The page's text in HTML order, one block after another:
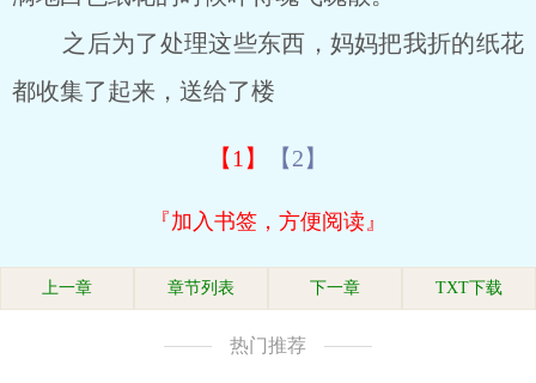
之后为了处理这些东西，妈妈把我折的纸花
都收集了起来，送给了楼
【1】 【2】
『加入书签，方便阅读』
上一章 章节列表 下一章 TXT下载
热门推荐